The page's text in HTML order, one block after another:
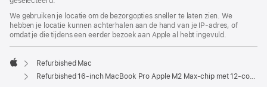
We gebruiken je locatie om de bezorgopties sneller te laten zien. We
hebben je locatie kunnen achterhalen aan de hand van je IP-adres, of
omdat je die tijdens een eerder bezoek aan Apple al hebt ingevuld.
Apple
Refurbished Mac
Refurbished 16-inch MacBook Pro Apple M2 Max-chip met 12‑core CPU en 38‑core GPU - Spacegrijs